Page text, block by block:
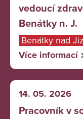
vedoucí
Benátky n. J.
Benátky nad
Více informací
14. 05. 2026
Pracovník v